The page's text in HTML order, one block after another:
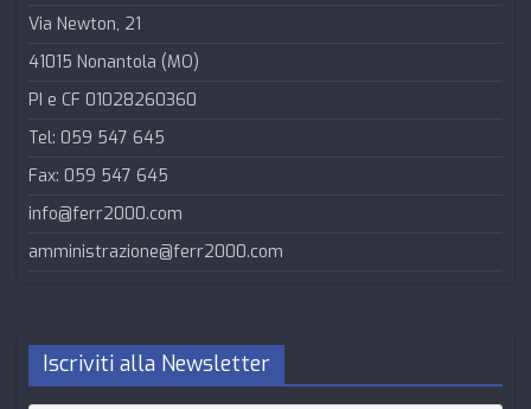
Via Newton, 21
41015 Nonantola (MO)
PI e CF 01028260360
Tel: 059 547 645
Fax: 059 547 645
info@ferr2000.com
amministrazione@ferr2000.com
Iscriviti alla Newsletter